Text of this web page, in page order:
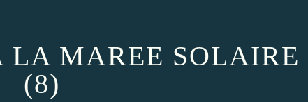
LA MAREE SOLAIRE
(8)